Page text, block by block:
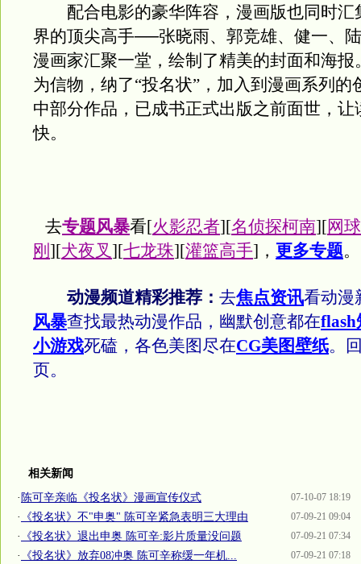
配合电影的豪华阵容，漫画版也同时汇
界的顶尖高手──张晓雨、郭竞雄、健一、
漫画家汇聚一堂，绘制了精美的封面和海报
为信物，纳了“投名状”，加入到漫画系列的
中部分作品，已成书正式出版之前面世，让
快。
去专题风暴看[火影忍者][名侦探柯南][网
刚 ][犬夜叉][七龙珠][灌篮高手]， 更多专题。
动漫频道精彩推荐： 去焦点资讯看动漫
风暴查找最热动漫作品，幽默创意都在flash
小游戏死磕，各色美图尽在CG美图壁纸。
页。
相关新闻
07-10-07 18:19
· 陈可辛亲临《投名状》漫画宣传仪式
07-09-21 09:04
· 《投名状》不"申奥" 陈可辛紧急表明三大理由
07-09-21 07:34
· 《投名状》退出申奥 陈可辛:影片质量没问题
07-09-21 07:18
· 《投名状》放弃08冲奥 陈可辛称缓一年机...